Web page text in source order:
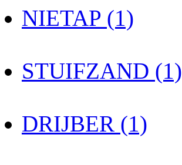
NIETAP (1)
STUIFZAND (1)
DRIJBER (1)